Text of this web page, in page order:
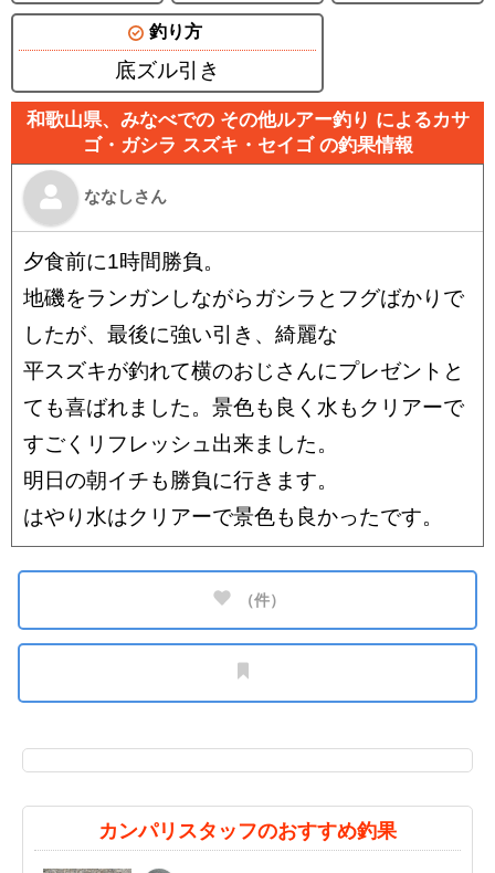
釣り方
底ズル引き
和歌山県、みなべでの その他ルアー釣り によるカサ
ゴ・ガシラ スズキ・セイゴ の釣果情報
ななしさん
夕食前に1時間勝負。
地磯をランガンしながらガシラとフグばかりで
したが、最後に強い引き、綺麗な
平スズキが釣れて横のおじさんにプレゼントと
ても喜ばれました。景色も良く水もクリアーで
すごくリフレッシュ出来ました。
明日の朝イチも勝負に行きます。
はやり水はクリアーで景色も良かったです。
（件）
カンパリスタッフのおすすめ釣果